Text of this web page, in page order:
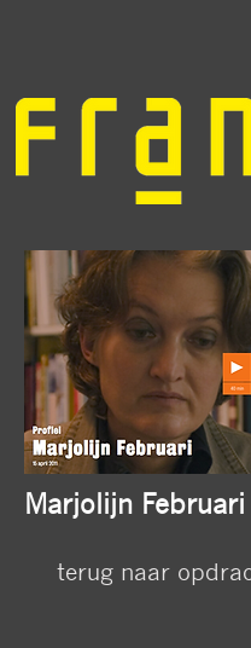
Marjolijn Februari
terug naar